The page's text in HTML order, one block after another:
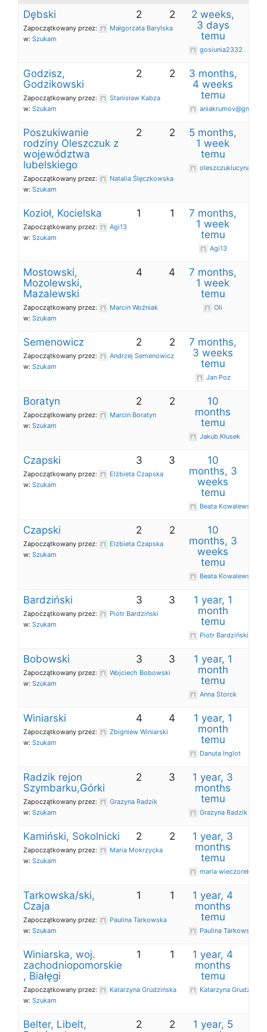
Dębski
Zapoczątkowany przez:
Małgorzata Barylska
w: Szukam
2 2
2 weeks,
3 days
temu
gosiunia2332
Godzisz,
Godzikowski
Zapoczątkowany przez:
Stanisław Kabza
w: Szukam
2 2
3 months,
4 weeks
temu
Poszukiwanie
rodziny Oleszczuk z
województwa
lubelskiego
Zapoczątkowany przez:
Natalia Ślęczkowska
w: Szukam
2 2
5 months,
1 week
temu
Kozioł, Kocielska
Zapoczątkowany przez:
Agi13
w: Szukam
1 1
7 months,
1 week
temu
Agi13
Mostowski,
Mozolewski,
Mazalewski
Zapoczątkowany przez:
Marcin Woźniak
w: Szukam
4 4
7 months,
1 week
temu
Oli
Semenowicz
Zapoczątkowany przez:
Andrzej Semenowicz
w: Szukam
2 2
7 months,
3 weeks
temu
Jan Poz
Boratyn
Zapoczątkowany przez:
Marcin Boratyn
w: Szukam
2 2
10
months
temu
Jakub Kłusek
Czapski
Zapoczątkowany przez:
Elżbieta Czapska
w: Szukam
3 3
10
months, 3
weeks
temu
Beata Kowalewska
Czapski
Zapoczątkowany przez:
Elżbieta Czapska
w: Szukam
2 2
10
months, 3
weeks
temu
Beata Kowalewska
Bardziński
Zapoczątkowany przez:
Piotr Bardziński
w: Szukam
3 3
1 year, 1
month
temu
Piotr Bardziński
Bobowski
Zapoczątkowany przez:
Wojciech Bobowski
w: Szukam
3 3
1 year, 1
month
temu
Anna Storck
Winiarski
Zapoczątkowany przez:
Zbigniew Winiarski
w: Szukam
4 4
1 year, 1
month
temu
Danuta Inglot
Radzik rejon
Szymbarku,Górki
Zapoczątkowany przez:
Grazyna Radzik
w: Szukam
2 3
1 year, 3
months
temu
Grazyna Radzik
Kamiński, Sokolnicki
Zapoczątkowany przez:
Maria Mokrzycka
w: Szukam
2 2
1 year, 3
months
temu
maria wieczorek-
Tarkowska/ski,
Czaja
Zapoczątkowany przez:
Paulina Tarkowska
w: Szukam
1 1
1 year, 4
months
temu
Paulina Tarkowska
Winiarska, woj.
zachodniopomorskie
, Białęgi
Zapoczątkowany przez:
Katarzyna Grudzińska
w: Szukam
1 1
1 year, 4
months
temu
Katarzyna Grudzińska
Belter, Libelt,
2 2
1 year, 5